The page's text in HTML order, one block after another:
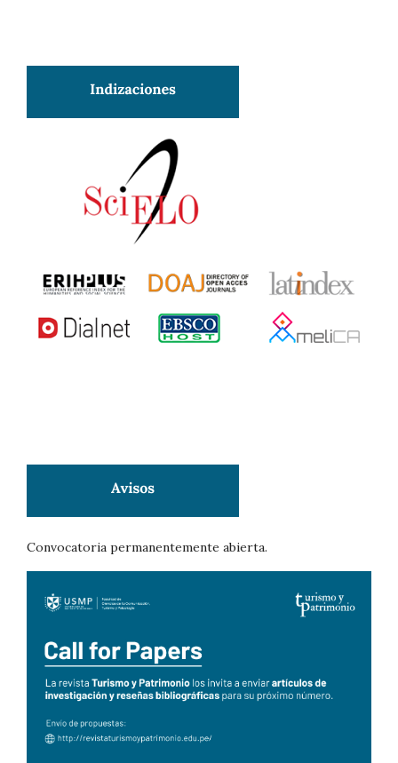
Convocatoria permanentemente abierta.